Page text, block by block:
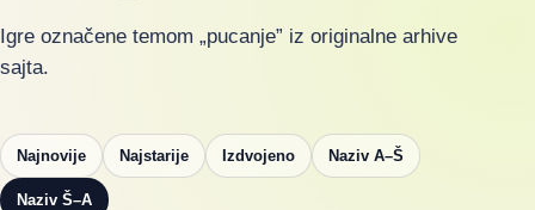
Igre označene temom „pucanje” iz originalne arhive
sajta.
Najnovije Najstarije Izdvojeno Naziv A–Š
Naziv Š–A